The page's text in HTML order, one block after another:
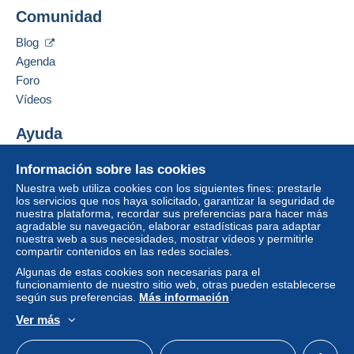
Un pago que no pase por
integrado a la página
vendedor al comprador. Una compra no pagada
cláusulas relativas al pago, estas se considerarán
nulas. Las condiciones de pago de la página web
Delcampe, tal y como se definen en las
Las compras deben pagarse en un plazo de14
díasa partir de la recepción de la declaración final
del vendedor.
Spese postali all'interno dell'Italia.
Pacco ordinario Euro 10,00 fino a 3 Kg da 3 a 5 Kg €
12,00 da 5 a 10 Kg € 15,00 da 10 a 20 Kg. € 17,50
Contactar con el vendedor
Información sobre las cookies
Nuestra web utiliza cookies con los siguientes fines: prestarle
los servicios que nos haya solicitado, garantizar la seguridad de
nuestra plataforma, recordar sus preferencias para hacer más
agradable su navegación, elaborar estadísticas para adaptar
nuestra web a sus necesidades, mostrar vídeos y permitirle
compartir contenidos en las redes sociales.
Algunas de estas cookies son necesarias para el
funcionamiento de nuestro sitio web, otras pueden establecerse
según sus preferencias. Más información
Ver más
Comunidad
Blog
Agenda
Foro
Vídeos
Ayuda
Comprar en Delcampe
Vender en Delcampe
Una página securizada